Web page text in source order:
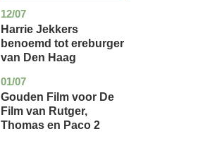
12/07
zuid-
holland
glossy
Harrie Jekkers
benoemd tot ereburger
van Den Haag
01/07
utrecht
glossy
Gouden Film voor De
Film van Rutger,
Thomas en Paco 2